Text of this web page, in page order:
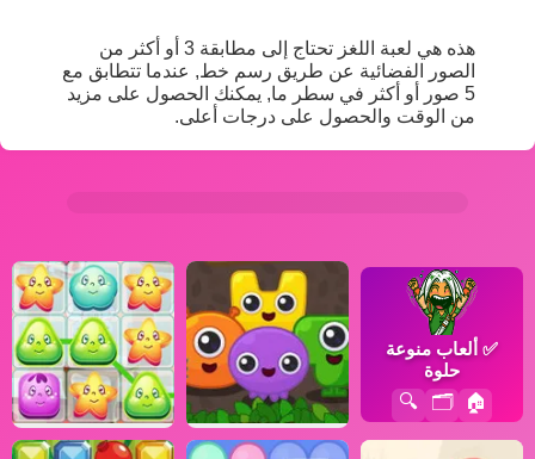
هذه هي لعبة اللغز تحتاج إلى مطابقة 3 أو أكثر من
الصور الفضائية عن طريق رسم خط, عندما تتطابق مع
5 صور أو أكثر في سطر ما, يمكنك الحصول على مزيد
من الوقت والحصول على درجات أعلى.
✅ ألعاب منوعة
حلوة
🏠
🗂️
🔍